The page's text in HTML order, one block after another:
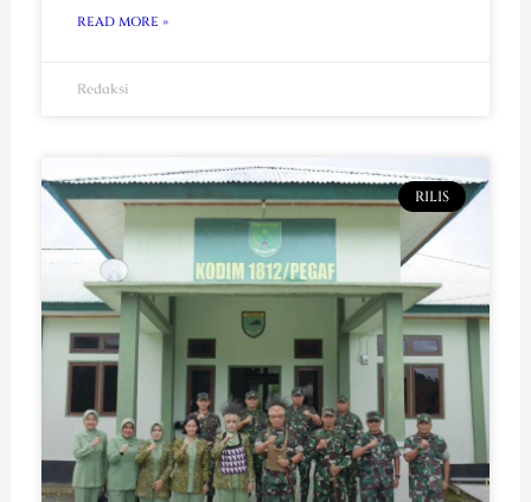
READ MORE »
Redaksi
RILIS